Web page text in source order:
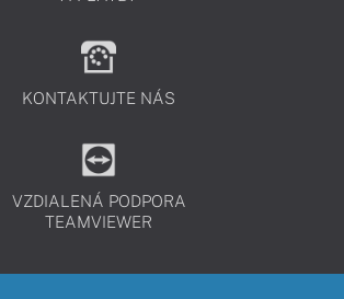
KONTAKTUJTE NÁS
VZDIALENÁ PODPORA
TEAMVIEWER